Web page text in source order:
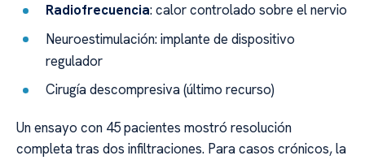
Radiofrecuencia: calor controlado sobre el nervio
Neuroestimulación: implante de dispositivo
regulador
Cirugía descompresiva (último recurso)
Un ensayo con 45 pacientes mostró resolución
completa tras dos infiltraciones. Para casos crónicos, la